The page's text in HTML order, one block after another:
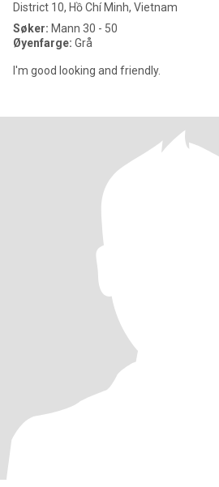
District 10, Hồ Chí Minh, Vietnam
Søker: Mann 30 - 50
Øyenfarge: Grå
I'm good looking and friendly.